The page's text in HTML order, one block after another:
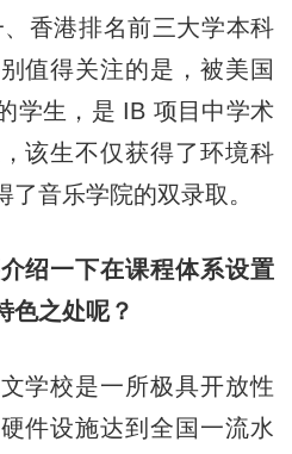
香港排名前三大学本科
值得关注的是，被美国
学生，是 IB 项目中学术
该生不仅获得了环境科
音乐学院的双录取。
绍一下在课程体系设置
色之处呢？
校是一所极具开放性
件设施达到全国一流水